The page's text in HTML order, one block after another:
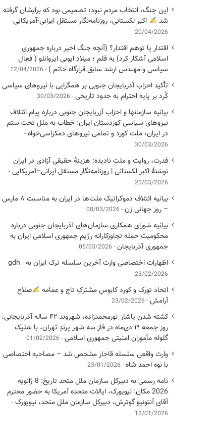
این جنگ، انتخاب مردم نبود؛ تصمیمی بود که برایشان گرفته
شد
اکبر لکستانی، روزنامه‌نگار مستقل ایرانی-آمریکایی
20/04/2026
اقتدار یا توهم اقتدار؟ (آنچه جنگ اخیر درباره جمهوری
اسلامی آشکار کرد) به قلم ؛ میلاد ایوبی ایروانلو ( فعال
سیاسی و مهندس ارشد سابق قرارگاه خاتم ) 12/04/2026
تأکید احزاب آذربایجان جنوبی بر همگرایی با نیروهای سیاسی
کُرد بر پایه احترام به حدود تاریخی 30/03/2026
بیانیه سازمانها و احزاب آزربایجان جنوبی درباره پیام ائتلاف
نیروهای سیاسی کوردستان ایران: خطاب به ملل تحت ستم
در ایران، ملت کورد و تمامی نیروهای دمکراسی‌خواه
30/03/2026
قدرت، روایت و ملتِ نادیده: هزینهٔ حقیقی آزادی در ایران
نوشتهٔ اکبر لکستانی | روزنامه‌نگار مستقل ایرانی–آمریکایی
20/03/2026
بیانیه ائتلاف دموکراتیک ملت‌ها در ایران به مناسبت ۸ مارس
– روز جهانی زن 08/03/2026
بیانیه شورای همکاری سازمان‌های آذربایجان جنوبی درباره
محکومیت حمله تجاوزکارانه رژیم جمهوری اسلامی ایران به
جمهوری آذربایجان 05/03/2026
اظهارات اختصاصی وارث آخرین سلسله ترک ایران به gdh
23/02/2026
اتحاد تورک و کورد کابوسِ مشترکِ تاج و عمامه
​صلاح
آرامش 23/02/2026
کشته شدن یاشار_نورمحمدزاده، شهروند ۴۲ ساله آذربایجانی،
روز جمعه ۱۹ دی‌ماه در فاز سه شهر پرندِ تهران، با شلیک
گلوله مأموران امنیتی جمهوری اسلامی 01/02/2026
وارث واقعی سلسله قاجار مشخص شد – مصاحبه اختصاصی
با نوه احمد شاه 23/01/2026
نامه رسمی به دبیرکل سازمان ملل متحد تاریخ: 8 ژانویه
2026 مکان: نیویورک، ایالات متحده آمریکا به حضور محترم
آقای آنتونیو گوترش، دبیرکل سازمان ملل متحد، نیویورک
12/01/2026